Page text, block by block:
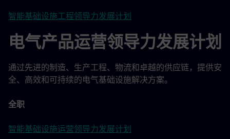
智能基础设施工程领导力发展计划
电气产品运营领导力发展计划
通过先进的制造、生产工程、物流和卓越的供应链，提供安
全、高效和可持续的电气基础设施解决方案。
全职
智能基础设施运营领导力发展计划